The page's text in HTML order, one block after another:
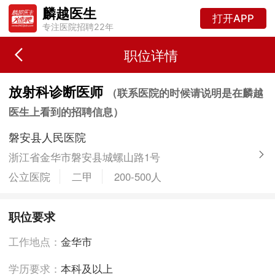
麟越医生
专注医院招聘22年
打开APP
职位详情
放射科诊断医师
（联系医院的时候请说明是在麟越
医生上看到的招聘信息）
磐安县人民医院
浙江省金华市磐安县城螺山路1号
公立医院
二甲 200-500人
职位要求
工作地点：金华市
学历要求：本科及以上